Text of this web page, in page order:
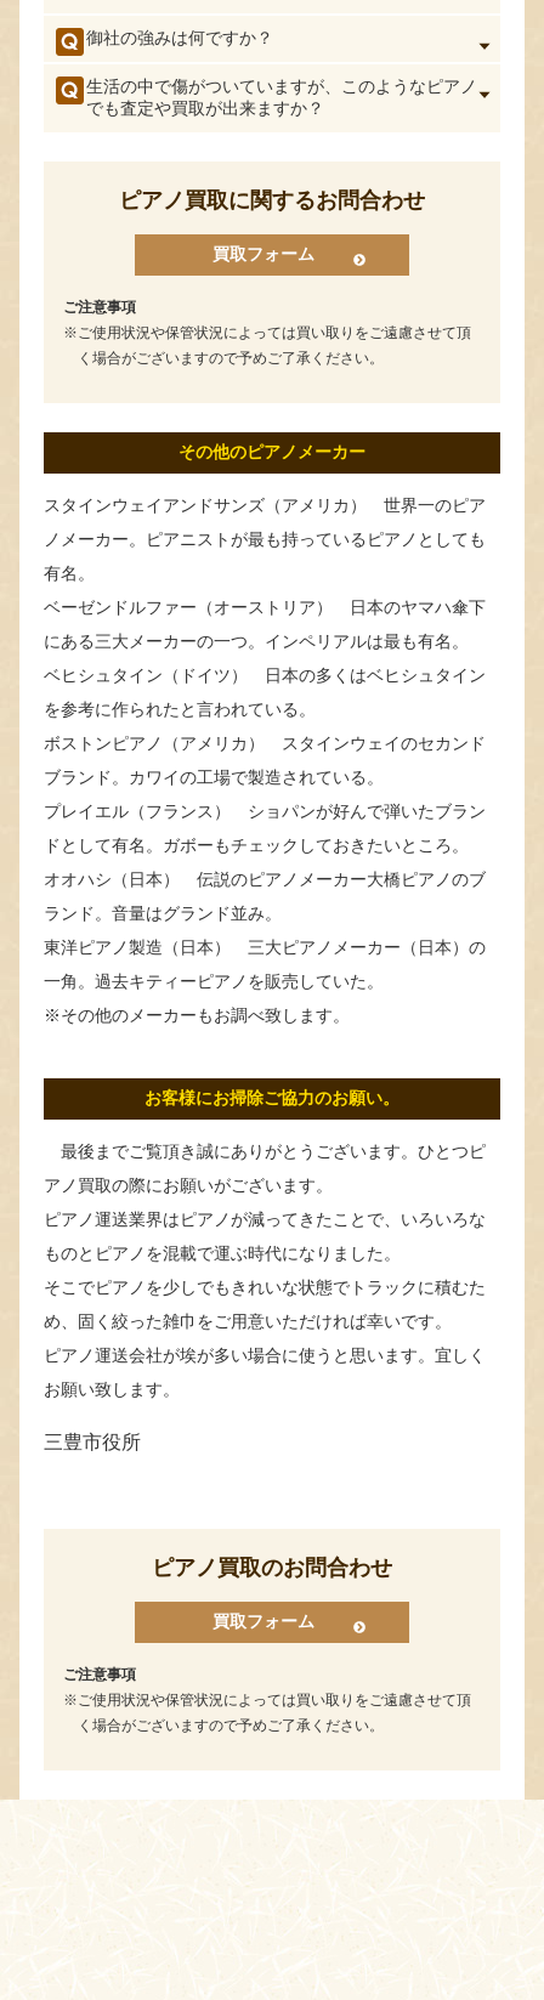
御社の強みは何ですか？
生活の中で傷がついていますが、このようなピアノ
でも査定や買取が出来ますか？
ピアノ買取に関するお問合わせ
買取フォーム
ご注意事項
ご使用状況や保管状況によっては買い取りをご遠慮させて頂
く場合がございますので予めご了承ください。
その他のピアノメーカー
スタインウェイアンドサンズ（アメリカ） 世界一のピア
ノメーカー。ピアニストが最も持っているピアノとしても
有名。
ベーゼンドルファー（オーストリア） 日本のヤマハ傘下
にある三大メーカーの一つ。インペリアルは最も有名。
ベヒシュタイン（ドイツ） 日本の多くはベヒシュタイン
を参考に作られたと言われている。
ボストンピアノ（アメリカ） スタインウェイのセカンド
ブランド。カワイの工場で製造されている。
プレイエル（フランス） ショパンが好んで弾いたブラン
ドとして有名。ガボーもチェックしておきたいところ。
オオハシ（日本） 伝説のピアノメーカー大橋ピアノのブ
ランド。音量はグランド並み。
東洋ピアノ製造（日本） 三大ピアノメーカー（日本）の
一角。過去キティーピアノを販売していた。
※その他のメーカーもお調べ致します。
お客様にお掃除ご協力のお願い。
最後までご覧頂き誠にありがとうございます。ひとつピ
アノ買取の際にお願いがございます。
ピアノ運送業界はピアノが減ってきたことで、いろいろな
ものとピアノを混載で運ぶ時代になりました。
そこでピアノを少しでもきれいな状態でトラックに積むた
め、固く絞った雑巾をご用意いただければ幸いです。
ピアノ運送会社が埃が多い場合に使うと思います。宜しく
お願い致します。
三豊市役所
ピアノ買取のお問合わせ
買取フォーム
ご注意事項
ご使用状況や保管状況によっては買い取りをご遠慮させて頂
く場合がございますので予めご了承ください。